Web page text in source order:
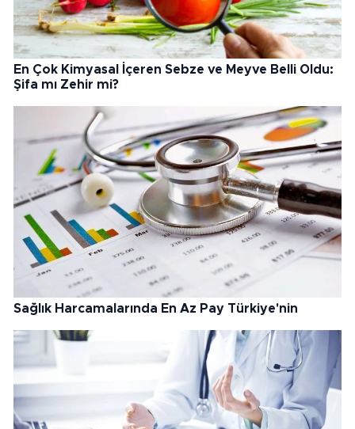
En Çok Kimyasal İçeren Sebze ve Meyve Belli Oldu:
Şifa mı Zehir mi?
Sağlık Harcamalarında En Az Pay Türkiye'nin